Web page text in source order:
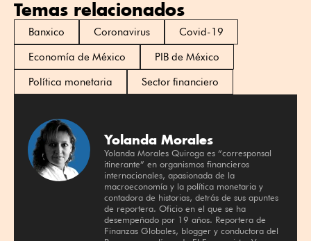
Temas relacionados
Banxico Coronavirus
Covid-19
Economía de México
PIB de México
Política monetaria
Sector financiero
Yolanda Morales
Yolanda Morales Quiroga es “corresponsal
itinerante” en organismos financieros
internacionales, apasionada de la
macroeconomía y la política monetaria y
contadora de historias, detrás de sus apuntes
de reportera. Oficio en el que se ha
desempeñado por 19 años. Reportera de
Finanzas Globales, blogger y conductora del